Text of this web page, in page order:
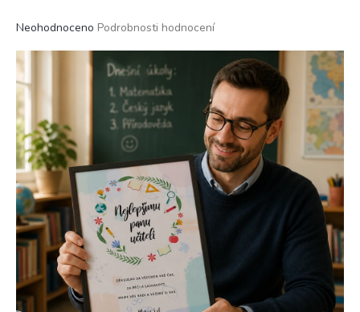
Průměrné
produktu
je
0,0
z
5
hvězdiček.
Neohodnoceno Podrobnosti hodnocení